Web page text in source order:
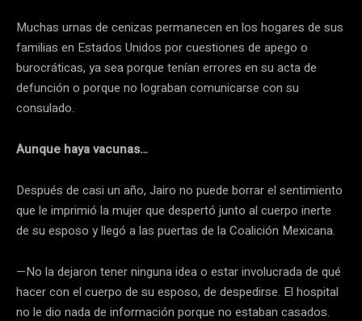
Muchas urnas de cenizas permanecen en los hogares de sus
familias en Estados Unidos por cuestiones de apego o
burocráticas, ya sea porque tenían errores en su acta de
defunción o porque no lograban comunicarse con su
consulado.
Aunque haya vacunas…
Después de casi un año, Jairo no puede borrar el sentimiento
que le imprimió la mujer que despertó junto al cuerpo inerte
de su esposo y llegó a las puertas de la Coalición Mexicana.
—No la dejaron tener ninguna idea o estar involucrada de qué
hacer con el cuerpo de su esposo, de despedirse. El hospital
no le dio nada de información porque no estaban casados.